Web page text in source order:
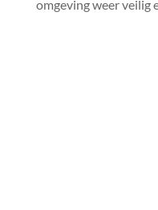
omgeving weer veilig